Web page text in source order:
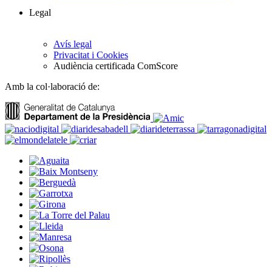
Legal
Avís legal
Privacitat i Cookies
Audiència certificada ComScore
Amb la col·laboració de: